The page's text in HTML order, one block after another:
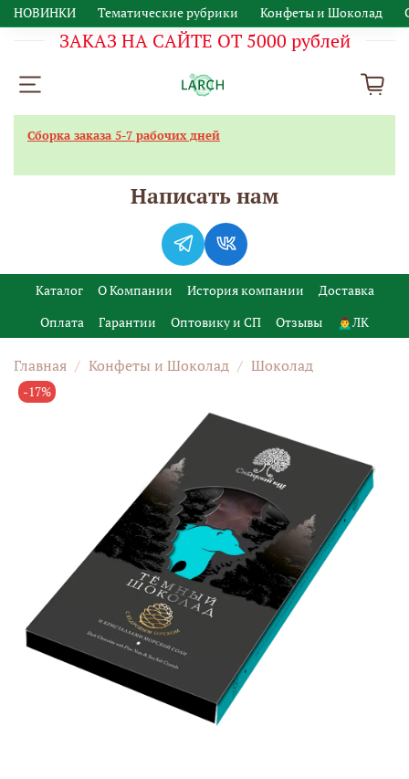
НОВИНКИ Тематические рубрики Конфеты и Шоколад
ЗАКАЗ НА САЙТЕ ОТ 5000 рублей
Каталог О Компании История компании
Доставка
Оплата
Гарантии Оптовику и СП Отзывы 🙍‍♂️ЛК
Главная Конфеты и Шоколад Шоколад
-17%
Сборка заказа 5-7 рабочих дней
Написать нам